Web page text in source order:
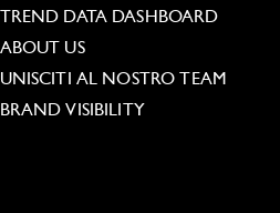
TREND DATA DASHBOARD
ABOUT US
UNISCITI AL NOSTRO TEAM
BRAND VISIBILITY